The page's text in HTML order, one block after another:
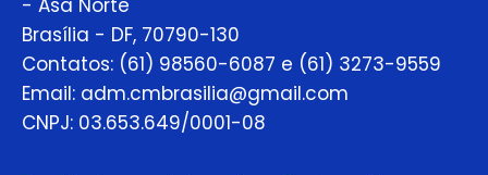
- Asa Norte
Brasília - DF, 70790-130
Contatos: (61) 98560-6087 e (61) 3273-9559
Email: adm.cmbrasilia@gmail.com
CNPJ: 03.653.649/0001-08